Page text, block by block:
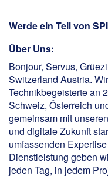
Werde ein Teil von
Über Uns:
Bonjour, Servus,
Switzerland Austria.
Technikbegeisterte an
Schweiz, Österreich
gemeinsam mit
und digitale Zukunft
umfassenden
Dienstleistung geben
jeden Tag, in jedem